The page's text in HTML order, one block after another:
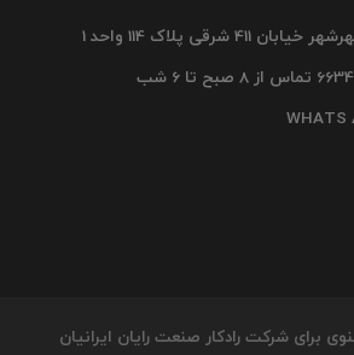
برای شرکت رادکار صنعت رایان ایرانیان